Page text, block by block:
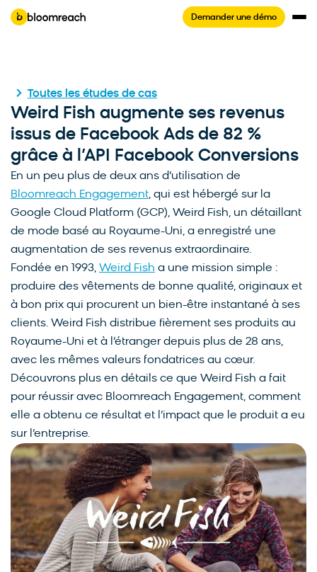
Demander une démo
Toutes les études de cas
Weird Fish augmente ses revenus
issus de Facebook Ads de 82 %
grâce à l’API Facebook Conversions
En un peu plus de deux ans d’utilisation de
Bloomreach Engagement, qui est hébergé sur la
Google Cloud Platform (GCP), Weird Fish, un détaillant
de mode basé au Royaume-Uni, a enregistré une
augmentation de ses revenus extraordinaire.
Fondée en 1993, Weird Fish a une mission simple :
produire des vêtements de bonne qualité, originaux et
à bon prix qui procurent un bien-être instantané à ses
clients. Weird Fish distribue fièrement ses produits au
Royaume-Uni et à l’étranger depuis plus de 28 ans,
avec les mêmes valeurs fondatrices au cœur.
Découvrons plus en détails ce que Weird Fish a fait
pour réussir avec Bloomreach Engagement, comment
elle a obtenu ce résultat et l’impact que le produit a eu
sur l’entreprise.